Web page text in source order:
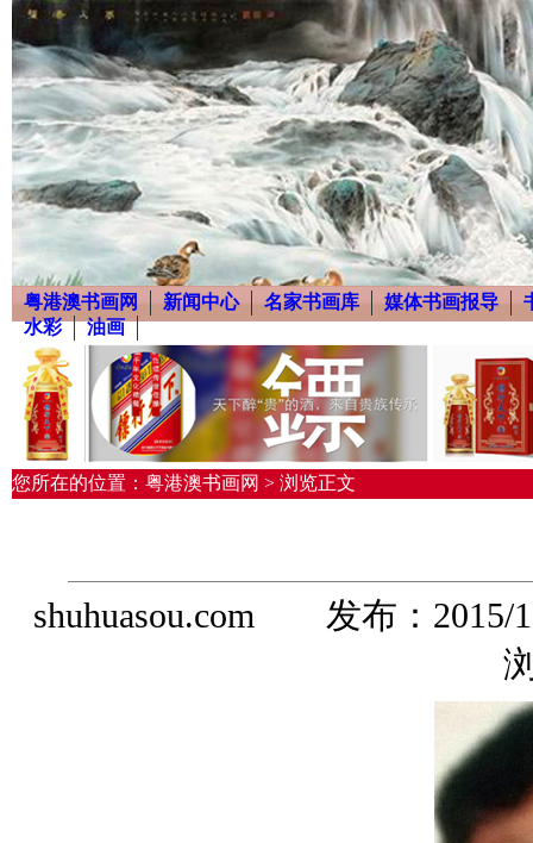
粤港澳书画网 新闻中心 名家书画库 媒体书画报导
水彩
油画
您所在的位置：粤港澳书画网 > 浏览正文
shuhuasou.com 发布： 2015/
浏